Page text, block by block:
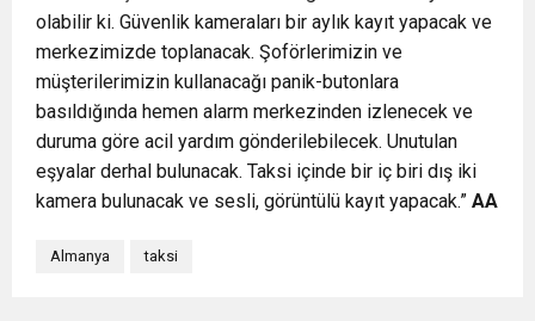
olabilir ki. Güvenlik kameraları bir aylık kayıt yapacak ve
merkezimizde toplanacak. Şoförlerimizin ve
müşterilerimizin kullanacağı panik-butonlara
basıldığında hemen alarm merkezinden izlenecek ve
duruma göre acil yardım gönderilebilecek. Unutulan
eşyalar derhal bulunacak. Taksi içinde bir iç biri dış iki
kamera bulunacak ve sesli, görüntülü kayıt yapacak.” AA
Almanya taksi